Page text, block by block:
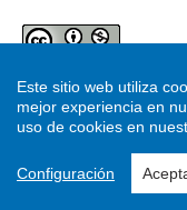
Atribución-NoComercial
revista el derecho de
Este sitio web utiliza
mejor experiencia en
uso de cookies en
Configuración